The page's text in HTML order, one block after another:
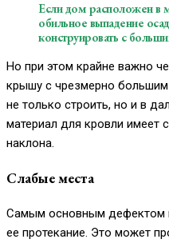
Если дом расположен в
обильное выпадение
конструировать с
Но при этом крайне важно
крышу с чрезмерно
не только строить, но и в
материал для кровли имеет
наклона.
Слабые места
Самым основным дефектом
ее протекание. Это может